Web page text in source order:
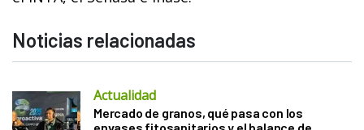
Noticias relacionadas
Actualidad
Mercado de granos, qué pasa con los